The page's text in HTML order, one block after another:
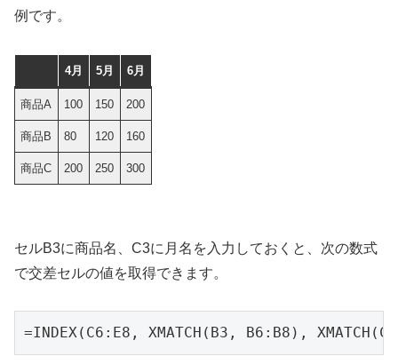
例です。
4月 5月 6月
商品A 100 150 200
商品B 80 120 160
商品C 200 250 300
セルB3に商品名、C3に月名を入力しておくと、次の数式
で交差セルの値を取得できます。
=INDEX(C6:E8, XMATCH(B3, B6:B8),